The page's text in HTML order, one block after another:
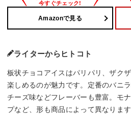
Amazonで見る
ライターからヒトコト
板状チョコアイスはパリパリ、ザク
楽しめるのが魅力です。定番のバニ
チーズ味などフレーバーも豊富。モ
プなど、形も商品によって異なりま